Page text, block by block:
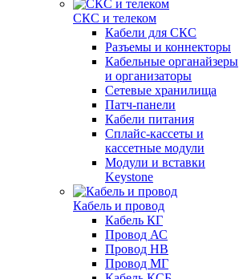
СКС и телеком
Кабели для СКС
Разъемы и коннекторы
Кабельные органайзеры
и организаторы
Сетевые хранилища
Патч-панели
Кабели питания
Сплайс-кассеты и
кассетные модули
Модули и вставки
Keystone
Кабель и провод
Кабель КГ
Провод АС
Провод НВ
Провод МГ